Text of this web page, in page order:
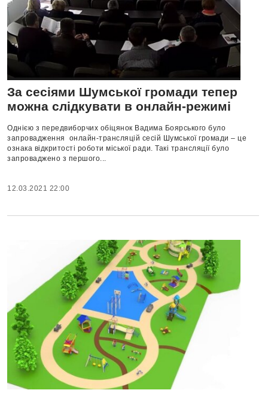
За сесіями Шумської громади тепер
можна слідкувати в онлайн-режимі
Однією з передвиборчих обіцянок Вадима Боярського було
запровадження онлайн-трансляцій сесій Шумської громади – це
ознака відкритості роботи міської ради. Такі трансляції було
запроваджено з першого...
12.03.2021 22:00